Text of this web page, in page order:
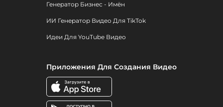
Генератор Бизнес - Имён
ИИ Генератор Видео Для TikTok
Идеи Для YouTube Видео
Приложения Для Создания Видео